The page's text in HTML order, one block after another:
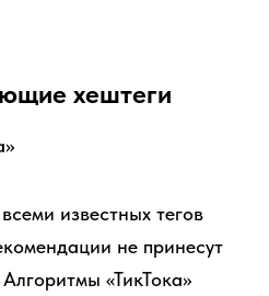
хештеги
известных тегов
не принесут
«ТикТока»